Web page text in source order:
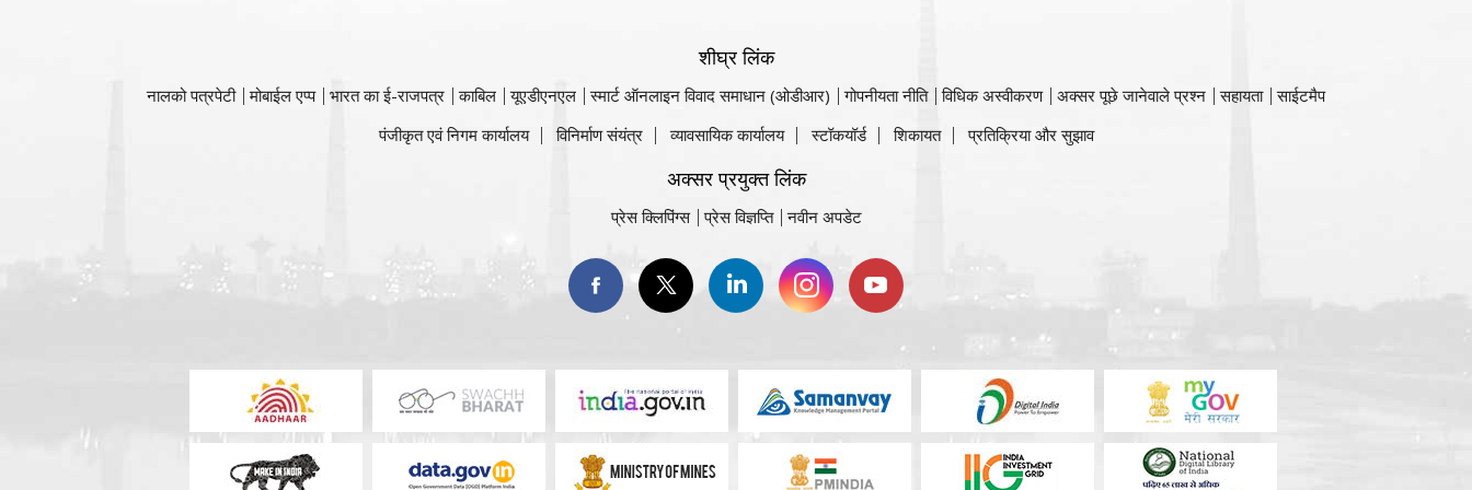
शीघ्र लिंक
नालको पत्रपेटी मोबाईल एप्प भारत का ई-राजपत्र काबिल यूएडीएनएल स्मार्ट ऑनलाइन विवाद समाधान (ओडीआर) गोपनीयता नीति विधिक अस्वीकरण अक्सर पूछे जानेवाले प्रश्न सहायता
साईटमैप
पंजीकृत एवं निगम कार्यालय
विनिर्माण संयंत्र व्यावसायिक कार्यालय स्टॉकयॉर्ड शिकायत प्रतिक्रिया और सुझाव
अक्सर प्रयुक्त लिंक
प्रेस क्लिपिंग्स प्रेस विज्ञप्ति नवीन अपडेट